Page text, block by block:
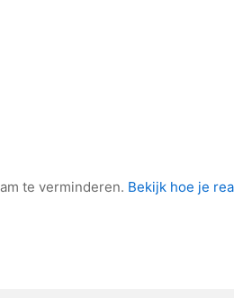
te verminderen. Bekijk hoe je